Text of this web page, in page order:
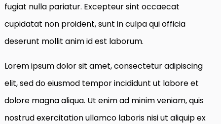
fugiat nulla pariatur. Excepteur sint occaecat
cupidatat non proident, sunt in culpa qui officia
deserunt mollit anim id est laborum.
Lorem ipsum dolor sit amet, consectetur adipiscing
elit, sed do eiusmod tempor incididunt ut labore et
dolore magna aliqua. Ut enim ad minim veniam, quis
nostrud exercitation ullamco laboris nisi ut aliquip ex